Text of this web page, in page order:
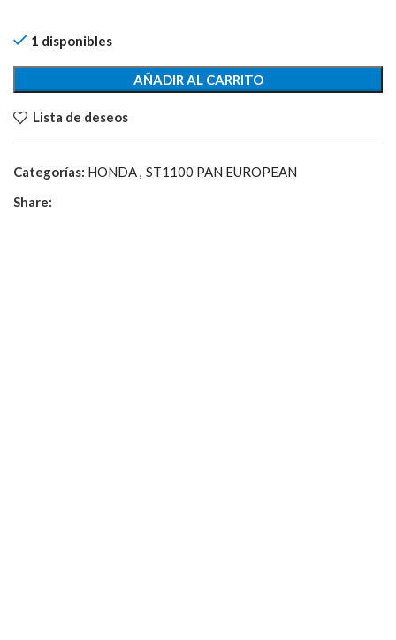
1 disponibles
AÑADIR AL CARRITO
Lista de deseos
Categorías: HONDA, ST1100 PAN EUROPEAN
Share: